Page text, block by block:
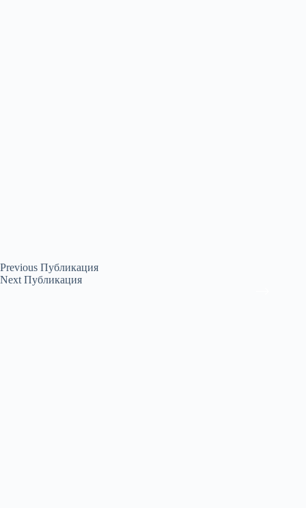
Previous Публикация
Next Публикация